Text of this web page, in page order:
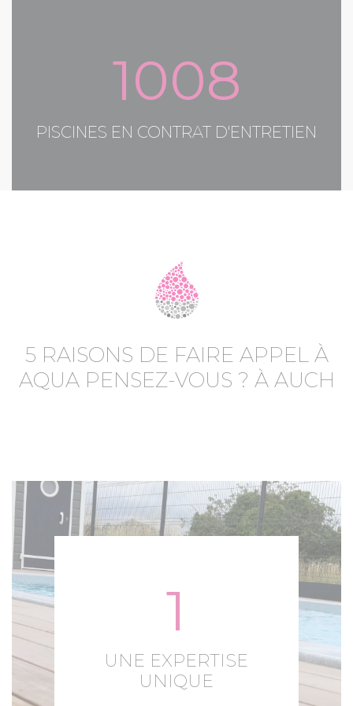
1008
PISCINES EN CONTRAT D'ENTRETIEN
5 RAISONS DE FAIRE APPEL À
AQUA PENSEZ-VOUS ? À AUCH
1
UNE EXPERTISE
UNIQUE